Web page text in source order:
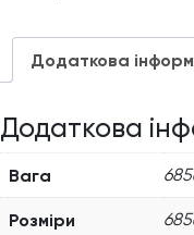
Додаткова
Додаткова
Вага
Розміри